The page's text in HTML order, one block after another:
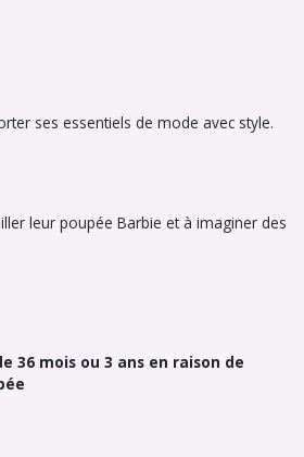
ses essentiels de mode avec style.
leur poupée Barbie et à imaginer des
mois ou 3 ans en raison de